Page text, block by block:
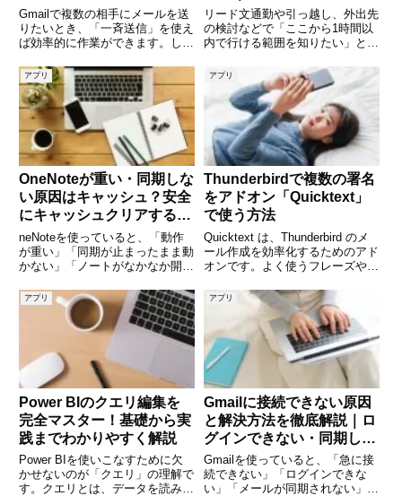
Gmailで複数の相手にメールを送
りたいとき、「一斉送信」を使え
ば効率的に作業ができます。しか
の漏洩や迷惑メール扱いされるリ
スクもあるため、正しい知識が必
要です。本記事では、Gmailの一
斉送信の基本から、具体
化テクニック
リード文通勤や引っ越し、外出先
の検討などで「ここから1時間以
内で行ける範囲を知りたい」と思
ときに役立つのがGoogleマップ
です。Googleマップには直接「1
時間圏内」を円で表示する機能は
ありませんが、ルート
アプリ
OneNoteが重い・同期しな
い原因はキャッシュ？安全
にキャッシュクリアする方
法を徹底解説！
neNoteを使っていると、「動作
が重い」「同期が止まったまま動
かない」「ノートがなかなか開か
ることがあります。これらの原因
の多くは、OneNote内部にたまっ
たキャッシュデータの肥大化によ
るものです。キャッシ
アプリ
Thunderbirdで複数の署名
をアドオン「Quicktext」
で使う方法
Quicktext は、Thunderbird のメ
ール作成を効率化するためのアド
オンです。よく使うフレーズや署
おき、ショートカットやキーワー
ドで簡単に挿入することができま
す。今回は、このQuicktextを使
アプリ
Power BIのクエリ編集を
完全マスター！基礎から実
践までわかりやすく解説
Power BIを使いこなすために欠
かせないのが「クエリ」の理解で
す。クエリとは、データを読み込
アプリ
Gmailに接続できない原因
と解決方法を徹底解説｜ロ
グインできない・同期しな
い時の対処法まとめ
Gmailを使っていると、「急に接
続できない」「ログインできな
い」「メールが同期されない」と